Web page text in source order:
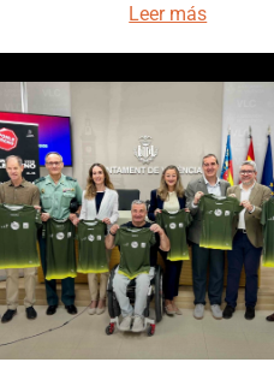
Leer más